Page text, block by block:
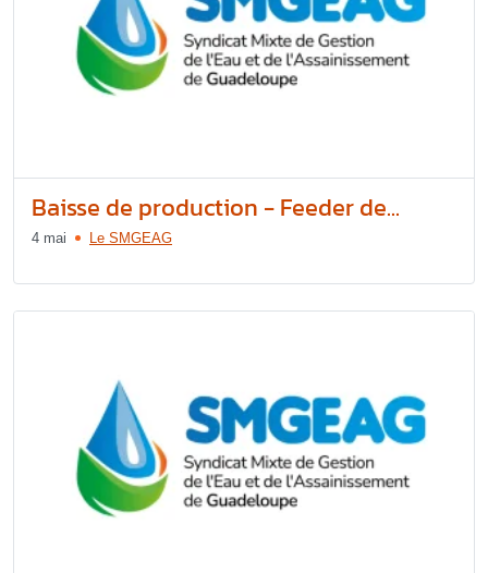
Baisse de production - Feeder de...
4 mai Le SMGEAG